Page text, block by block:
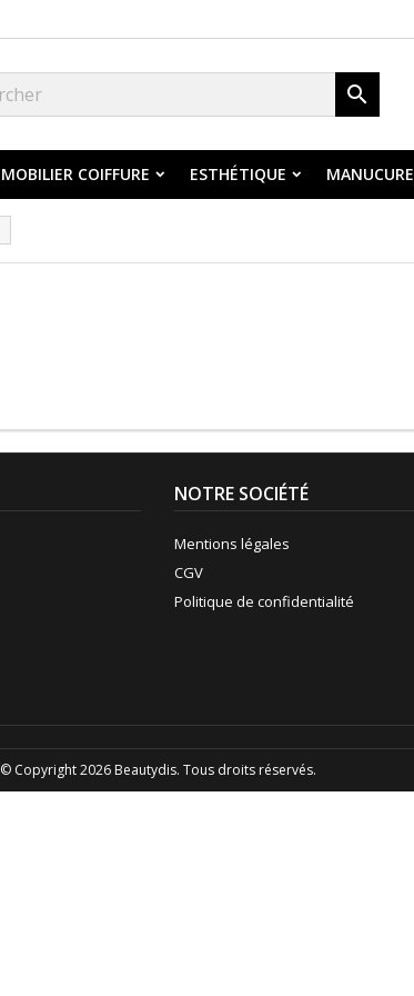

MOBILIER COIFFURE ESTHÉTIQUE MANUCURE
NOTRE SOCIÉTÉ
Mentions légales
CGV
Politique de confidentialité
© Copyright 2026 Beautydis. Tous droits réservés.